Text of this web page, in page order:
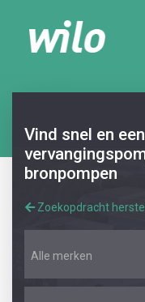
Vind snel en
bronpompen
Zoekopdracht
Alle merken